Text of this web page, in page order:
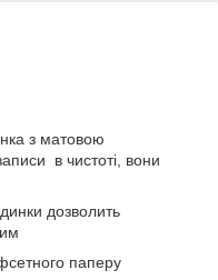
з матовою
в чистоті, вони
дозволить
паперу